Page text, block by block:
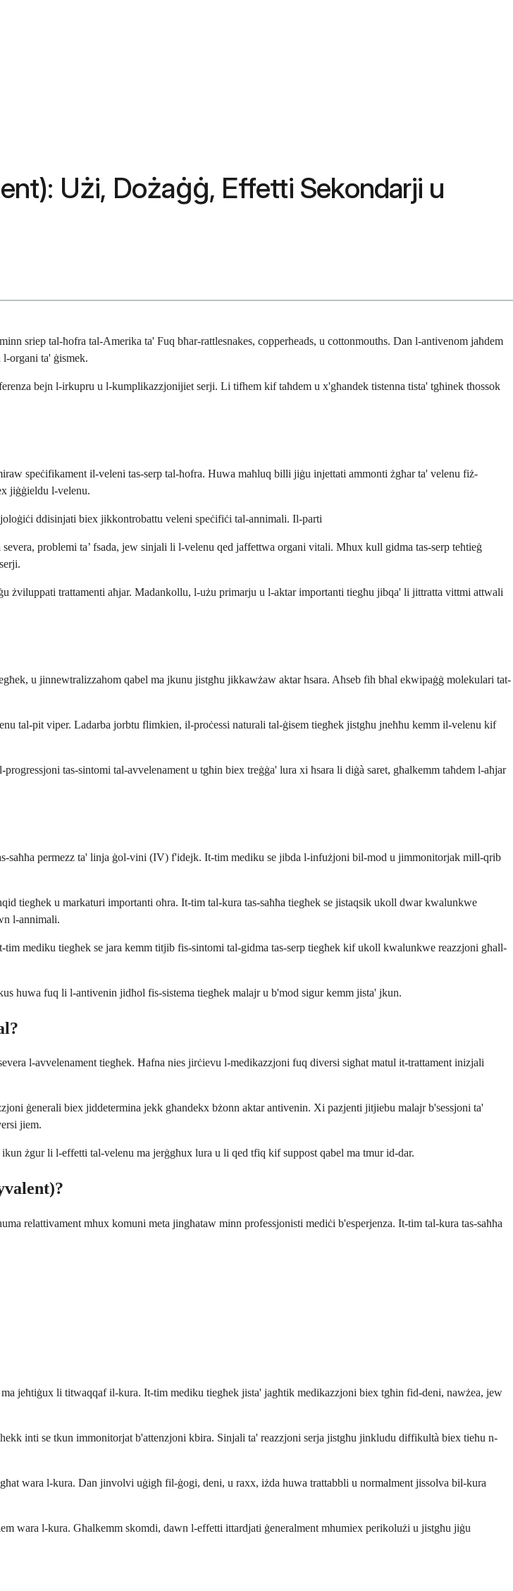
Użi, Dożaġġ, Effetti Sekondarji u
sriep tal-ħofra tal-Amerika ta' Fuq bħar-rattlesnakes, copperheads, u cottonmouths. Dan l-antivenom jaħdem
organi ta' ġismek.
bejn l-irkupru u l-kumplikazzjonijiet serji. Li tifhem kif taħdem u x'għandek tistenna tista' tgħinek tħossok
speċifikament il-veleni tas-serp tal-ħofra. Huwa maħluq billi jiġu injettati ammonti żgħar ta' velenu fiż-
jiġġieldu l-velenu.
ddisinjati biex jikkontrobattu veleni speċifiċi tal-annimali. Il-parti
problemi ta’ fsada, jew sinjali li l-velenu qed jaffettwa organi vitali. Mhux kull gidma tas-serp teħtieġ
trattamenti aħjar. Madankollu, l-użu primarju u l-aktar importanti tiegħu jibqa' li jittratta vittmi attwali
u jinnewtralizzahom qabel ma jkunu jistgħu jikkawżaw aktar ħsara. Aħseb fih bħal ekwipaġġ molekulari tat-
tal-pit viper. Ladarba jorbtu flimkien, il-proċessi naturali tal-ġisem tiegħek jistgħu jneħħu kemm il-velenu kif
tas-sintomi tal-avvelenament u tgħin biex treġġa' lura xi ħsara li diġà saret, għalkemm taħdem l-aħjar
saħħa permezz ta' linja ġol-vini (IV) f'idejk. It-tim mediku se jibda l-infużjoni bil-mod u jimmonitorjak mill-qrib
tiegħek u markaturi importanti oħra. It-tim tal-kura tas-saħħa tiegħek se jistaqsik ukoll dwar kwalunkwe
l-annimali.
mediku tiegħek se jara kemm titjib fis-sintomi tal-gidma tas-serp tiegħek kif ukoll kwalunkwe reazzjoni għall-
huwa fuq li l-antivenin jidħol fis-sistema tiegħek malajr u b'mod sigur kemm jista' jkun.
l-avvelenament tiegħek. Ħafna nies jirċievu l-medikazzjoni fuq diversi sigħat matul it-trattament inizjali
ġenerali biex jiddetermina jekk għandekx bżonn aktar antivenin. Xi pazjenti jitjiebu malajr b'sessjoni ta'
jiem.
żgur li l-effetti tal-velenu ma jerġgħux lura u li qed tfiq kif suppost qabel ma tmur id-dar.
relattivament mhux komuni meta jingħataw minn professjonisti mediċi b'esperjenza. It-tim tal-kura tas-saħħa
jeħtiġux li titwaqqaf il-kura. It-tim mediku tiegħek jista' jagħtik medikazzjoni biex tgħin fid-deni, nawżea, jew
inti se tkun immonitorjat b'attenzjoni kbira. Sinjali ta' reazzjoni serja jistgħu jinkludu diffikultà biex tieħu n-
wara l-kura. Dan jinvolvi uġigħ fil-ġogi, deni, u raxx, iżda huwa trattabbli u normalment jissolva bil-kura
wara l-kura. Għalkemm skomdi, dawn l-effetti ittardjati ġeneralment mhumiex perikolużi u jistgħu jiġu